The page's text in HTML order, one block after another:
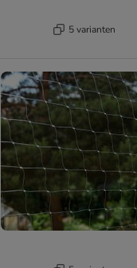
5 varianten